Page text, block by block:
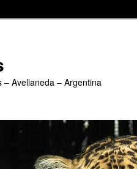
Avellaneda – Argentina